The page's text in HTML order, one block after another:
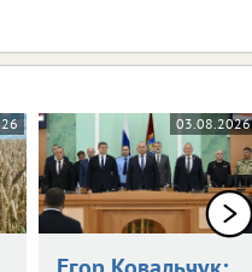
03.08.2026